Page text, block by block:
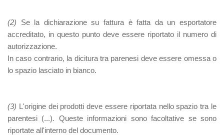
(2) Se la dichiarazione su fattura è fatta da un esportatore
accreditato, in questo punto deve essere riportato il numero di
autorizzazione.
In caso contrario, la dicitura tra parenesi deve essere omessa o
lo spazio lasciato in bianco.
(3) L'origine dei prodotti deve essere riportata nello spazio tra le
parentesi (...). Queste informazioni sono facoltative se sono
riportate all'interno del documento.